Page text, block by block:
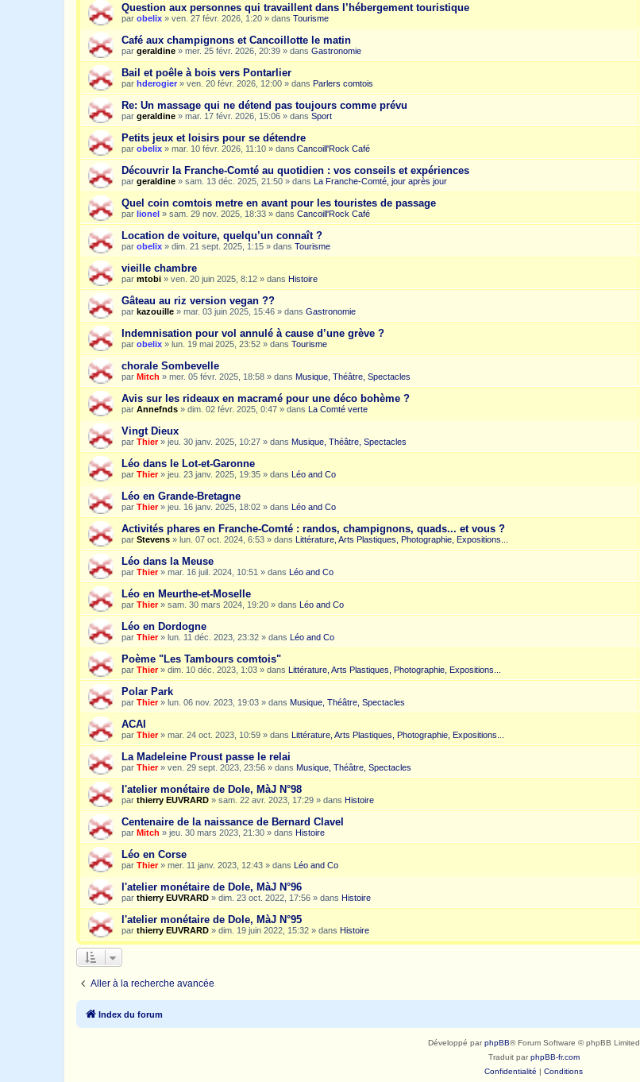
Question aux personnes qui travaillent dans l’hébergement touristique
par obelix » ven. 27 févr. 2026, 1:20 » dans Tourisme
Café aux champignons et Cancoillotte le matin
par geraldine » mer. 25 févr. 2026, 20:39 » dans Gastronomie
Bail et poêle à bois vers Pontarlier
par hderogier » ven. 20 févr. 2026, 12:00 » dans Parlers comtois
Re: Un massage qui ne détend pas toujours comme prévu
par geraldine » mar. 17 févr. 2026, 15:06 » dans Sport
Petits jeux et loisirs pour se détendre
par obelix » mar. 10 févr. 2026, 11:10 » dans Cancoill'Rock Café
Découvrir la Franche-Comté au quotidien : vos conseils et expériences
par geraldine » sam. 13 déc. 2025, 21:50 » dans La Franche-Comté, jour après jour
Quel coin comtois metre en avant pour les touristes de passage
par lionel » sam. 29 nov. 2025, 18:33 » dans Cancoill'Rock Café
Location de voiture, quelqu’un connaît ?
par obelix » dim. 21 sept. 2025, 1:15 » dans Tourisme
vieille chambre
par mtobi » ven. 20 juin 2025, 8:12 » dans Histoire
Gâteau au riz version vegan ??
par kazouille » mar. 03 juin 2025, 15:46 » dans Gastronomie
Indemnisation pour vol annulé à cause d’une grève ?
par obelix » lun. 19 mai 2025, 23:52 » dans Tourisme
chorale Sombevelle
par Mitch » mer. 05 févr. 2025, 18:58 » dans Musique, Théâtre, Spectacles
Avis sur les rideaux en macramé pour une déco bohème ?
par Annefnds » dim. 02 févr. 2025, 0:47 » dans La Comté verte
Vingt Dieux
par Thier» jeu. 30 janv. 2025, 10:27 » dans Musique, Théâtre, Spectacles
Léo dans le Lot-et-Garonne
par Thier» jeu. 23 janv. 2025, 19:35 » dans Léo and Co
Léo en Grande-Bretagne
par Thier» jeu. 16 janv. 2025, 18:02 » dans Léo and Co
Activités phares en Franche-Comté : randos, champignons, quads... et vous ?
par Stevens » lun. 07 oct. 2024, 6:53 » dans Littérature, Arts Plastiques, Photographie, Expositions...
Léo dans la Meuse
par Thier» mar. 16 juil. 2024, 10:51 » dans Léo and Co
Léo en Meurthe-et-Moselle
par Thier» sam. 30 mars 2024, 19:20 » dans Léo and Co
Léo en Dordogne
par Thier» lun. 11 déc. 2023, 23:32 » dans Léo and Co
Poème "Les Tambours comtois"
par Thier» dim. 10 déc. 2023, 1:03 » dans Littérature, Arts Plastiques, Photographie, Expositions...
Polar Park
par Thier» lun. 06 nov. 2023, 19:03 » dans Musique, Théâtre, Spectacles
ACAI
par Thier» mar. 24 oct. 2023, 10:59 » dans Littérature, Arts Plastiques, Photographie, Expositions...
La Madeleine Proust passe le relai
par Thier» ven. 29 sept. 2023, 23:56 » dans Musique, Théâtre, Spectacles
l'atelier monétaire de Dole, MàJ N°98
par thierry EUVRARD » sam. 22 avr. 2023, 17:29 » dans Histoire
Centenaire de la naissance de Bernard Clavel
par Mitch » jeu. 30 mars 2023, 21:30 » dans Histoire
Léo en Corse
par Thier» mer. 11 janv. 2023, 12:43 » dans Léo and Co
l'atelier monétaire de Dole, MàJ N°96
par thierry EUVRARD » dim. 23 oct. 2022, 17:56 » dans Histoire
l'atelier monétaire de Dole, MàJ N°95
par thierry EUVRARD » dim. 19 juin 2022, 15:32 » dans Histoire
Aller à la recherche avancée
Index du forum
Développé parphpBB® Forum Software © phpBB Limited
Traduit parphpBB-fr.com
Confidentialité | Conditions